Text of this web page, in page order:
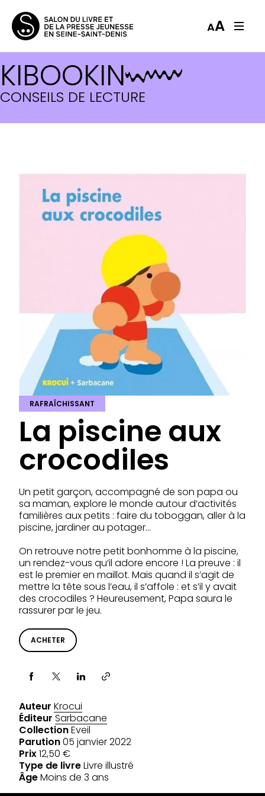
AA
KIBOOKIN
CONSEILS DE LECTURE
RAFRAÎCHISSANT
La piscine aux
crocodiles
Un petit garçon, accompagné de son papa ou
sa maman, explore le monde autour d’activités
familières aux petits : faire du toboggan, aller à la
piscine, jardiner au potager…
On retrouve notre petit bonhomme à la piscine,
un rendez-vous qu’il adore encore ! La preuve : il
est le premier en maillot. Mais quand il s’agit de
mettre la tête sous l’eau, il s’affole : et s’il y avait
des crocodiles ? Heureusement, Papa saura le
rassurer par le jeu.
ACHETER
Partager via
Auteur Krocui
Éditeur Sarbacane
CollectionEveil
Parution05 janvier 2022
Prix12,50 €
Type de livreLivre illustré
ÂgeMoins de 3 ans